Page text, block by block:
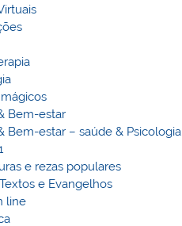
Bem-estar
Bem-estar – saúde & Psicologia
e rezas populares
e Evangelhos
line